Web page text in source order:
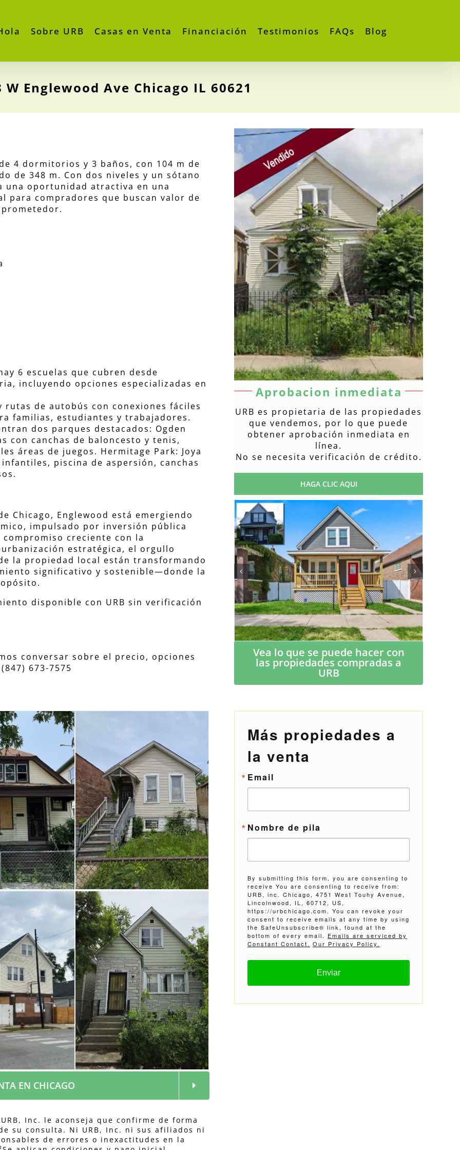
Sobre URB Casas en Venta Financiación Testimonios FAQs Blog
W Englewood Ave Chicago IL 60621
4 dormitorios y 3 baños, con 104 m de
de 348 m. Con dos niveles y un sótano
oportunidad atractiva en una
para compradores que buscan valor de
6 escuelas que cubren desde
incluyendo opciones especializadas en
rutas de autobús con conexiones fáciles
familias, estudiantes y trabajadores.
dos parques destacados: Ogden
con canchas de baloncesto y tenis,
áreas de juegos. Hermitage Park: Joya
piscina de aspersión, canchas
Chicago, Englewood está emergiendo
impulsado por inversión pública
creciente con la
estratégica, el orgullo
la propiedad local están transformando
significativo y sostenible—donde la
disponible con URB sin verificación
conversar sobre el precio, opciones
673-7575
Aprobacion inmediata
URB es propietaria de las propiedades
que vendemos, por lo que puede
obtener aprobación inmediata en
línea.
No se necesita verificación de crédito.
HAGA CLIC AQUI
Vea lo que se puede hacer con
las propiedades compradas a
URB
y
con Alto
de
con
y Garaje
EN CHICAGO
Inc. le aconseja que confirme de forma
su consulta. Ni URB, Inc. ni sus afiliados ni
de errores o inexactitudes en la
Más propiedades a
la venta
Email
Nombre de pila
By submitting this form, you are consenting to
receive You are consenting to receive from:
URB, inc. Chicago, 4751 West Touhy Avenue,
Lincolnwood, IL, 60712, US,
https://urbchicago.com. You can revoke your
consent to receive emails at any time by using
the SafeUnsubscribe® link, found at the
bottom of every email. Emails are serviced by
Constant Contact. Our Privacy Policy.
Enviar